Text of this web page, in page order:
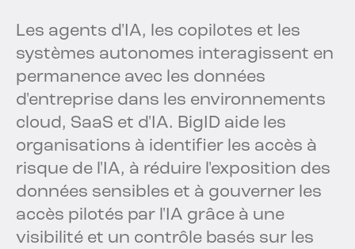
Les agents d'IA, les copilotes et les
systèmes autonomes interagissent en
permanence avec les données
d'entreprise dans les environnements
cloud, SaaS et d'IA. BigID aide les
organisations à identifier les accès à
risque de l'IA, à réduire l'exposition des
données sensibles et à gouverner les
accès pilotés par l'IA grâce à une
visibilité et un contrôle basés sur les